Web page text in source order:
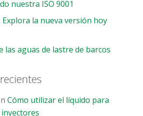
nuestra ISO 9001
Explora la nueva versión hoy
las aguas de lastre de barcos
Cómo utilizar el líquido para